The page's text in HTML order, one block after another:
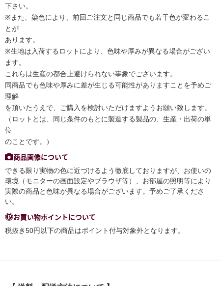
下さい。
※また、染色により、前回ご注文と同じ商品でも若干色が変わるこ
とが
あります。
※生地は入荷するロットにより、色味や厚みが異なる場合がござい
ます。
これらは生産の都合上避けられない事象でございます。
同商品でも色味や厚みに差が生じる可能性がありますことを予めご
理解
を頂いたうえで、ご購入を検討いただけますようお願い致します。
（ロットとは、同じ条件のもとに製造する製品の、生産・出荷の単
位
のことです。）
商品画像について
できる限り実物の色に近づけるよう徹底しておりますが、お使いの
環境（モニターの画面設定やブラウザ等）、お部屋の照明等により
実際の商品と色味が異なる場合がございます。予めご了承くださ
い。
お買い物ポイントについて
税抜き50円以下の商品はポイント付与対象外となります。